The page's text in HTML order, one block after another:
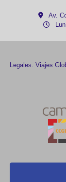
Av.
Legales: Viajes